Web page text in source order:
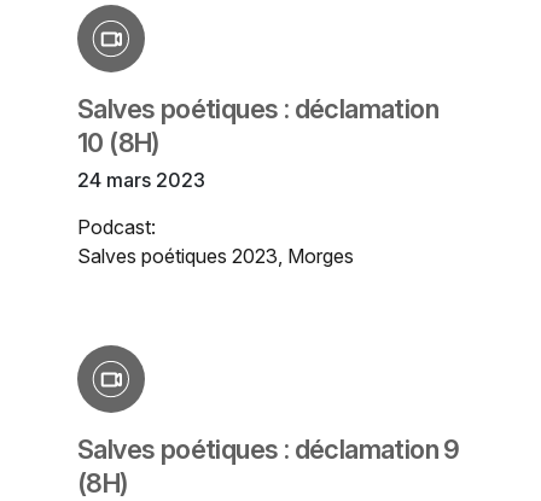
Salves poétiques : déclamation
10 (8H)
24 mars 2023
Podcast:
Salves poétiques 2023, Morges
Salves poétiques : déclamation 9
(8H)